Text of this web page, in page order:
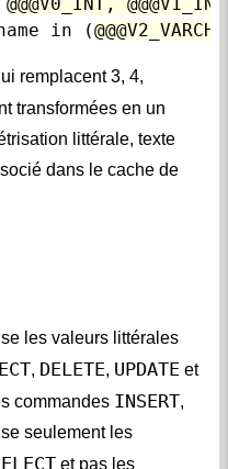
in (
remplacent 3, 4,
transformées en un
littérale, texte
dans le cache de
les valeurs littérales
, DELETE, UPDATE et
commandes INSERT,
seulement les
et pas les